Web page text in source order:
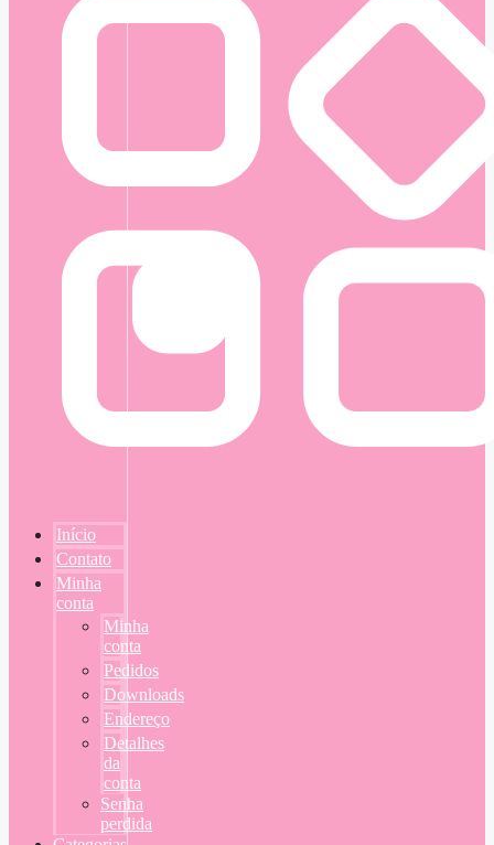
Início
Contato
Minha
conta
Minha
conta
Pedidos
Downloads
Endereço
Detalhes
da
conta
Senha
perdida